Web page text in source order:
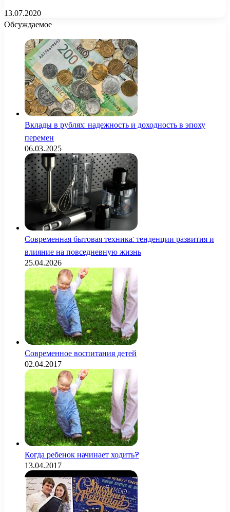
13.07.2020
Обсуждаемое
Вклады в рублях: надежность и доходность в эпоху
перемен
06.03.2025
Современная бытовая техника: тенденции развития и
влияние на повседневную жизнь
25.04.2026
Современное воспитания детей
02.04.2017
Когда ребенок начинает ходить?
13.04.2017